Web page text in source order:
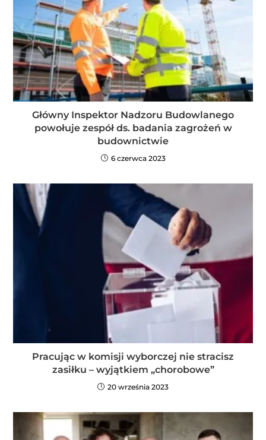
Główny Inspektor Nadzoru Budowlanego
powołuje zespół ds. badania zagrożeń w
budownictwie
6 czerwca 2023
Pracując w komisji wyborczej nie stracisz
zasiłku – wyjątkiem „chorobowe”
20 września 2023